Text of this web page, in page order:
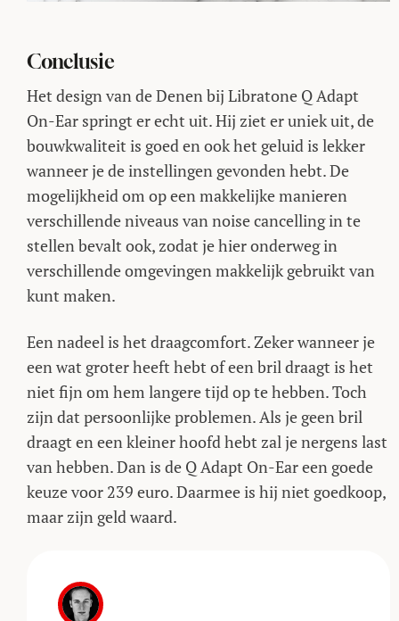
Conclusie
Het design van de Denen bij Libratone Q Adapt
On-Ear springt er echt uit. Hij ziet er uniek uit, de
bouwkwaliteit is goed en ook het geluid is lekker
wanneer je de instellingen gevonden hebt. De
mogelijkheid om op een makkelijke manieren
verschillende niveaus van noise cancelling in te
stellen bevalt ook, zodat je hier onderweg in
verschillende omgevingen makkelijk gebruikt van
kunt maken.
Een nadeel is het draagcomfort. Zeker wanneer je
een wat groter heeft hebt of een bril draagt is het
niet fijn om hem langere tijd op te hebben. Toch
zijn dat persoonlijke problemen. Als je geen bril
draagt en een kleiner hoofd hebt zal je nergens last
van hebben. Dan is de Q Adapt On-Ear een goede
keuze voor 239 euro. Daarmee is hij niet goedkoop,
maar zijn geld waard.